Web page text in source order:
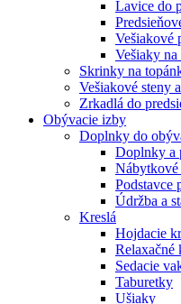
Lavice do
Vešiakové
Vešiaky na
Skrinky na
Vešiakové steny
Zrkadlá do
Obývacie izby
Doplnky do
Doplnky a
Nábytkové
Podstavce
Údržba a
Kreslá
Hojdacie
Relaxačné
Sedacie
Taburetky
Ušiaky